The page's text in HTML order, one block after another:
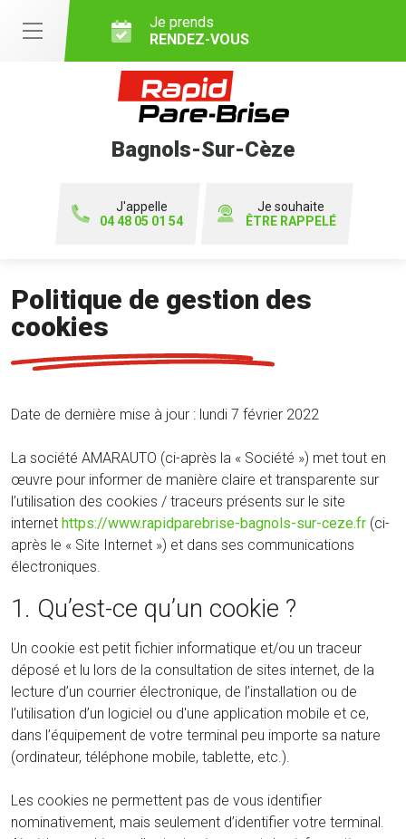
Je prends
RENDEZ-VOUS
Bagnols-Sur-Cèze
J'appelle
04 48 05 01 54
Je souhaite
ÊTRE RAPPELÉ
Politique de gestion des
cookies
Date de dernière mise à jour : lundi 7 février 2022
La société AMARAUTO (ci-après la « Société ») met tout en
œuvre pour informer de manière claire et transparente sur
l’utilisation des cookies / traceurs présents sur le site
internet https://www.rapidparebrise-bagnols-sur-ceze.fr (ci-
après le « Site Internet ») et dans ses communications
électroniques.
1. Qu’est-ce qu’un cookie ?
Un cookie est petit fichier informatique et/ou un traceur
déposé et lu lors de la consultation de sites internet, de la
lecture d’un courrier électronique, de l’installation ou de
l’utilisation d’un logiciel ou d'une application mobile et ce,
dans l’équipement de votre terminal peu importe sa nature
(ordinateur, téléphone mobile, tablette, etc.).
Les cookies ne permettent pas de vous identifier
nominativement, mais seulement d’identifier votre terminal.